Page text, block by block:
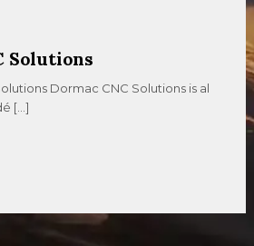
Solutions
Dormac CNC Solutions is al
[…]